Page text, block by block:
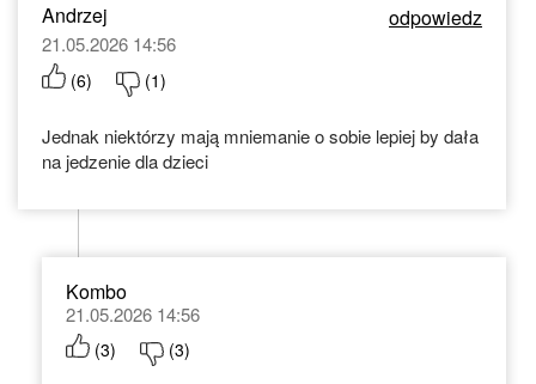
Andrzej odpowiedz
21.05.2026 14:56
(6) (1)
Jednak niektórzy mają mniemanie o sobie lepiej by dała
na jedzenie dla dzieci
Kombo
21.05.2026 14:56
(3) (3)